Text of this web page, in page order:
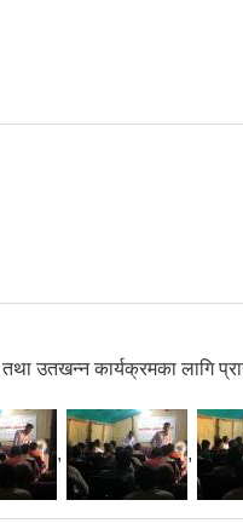
उतखन्न कार्यक्रमका लागि
, ,